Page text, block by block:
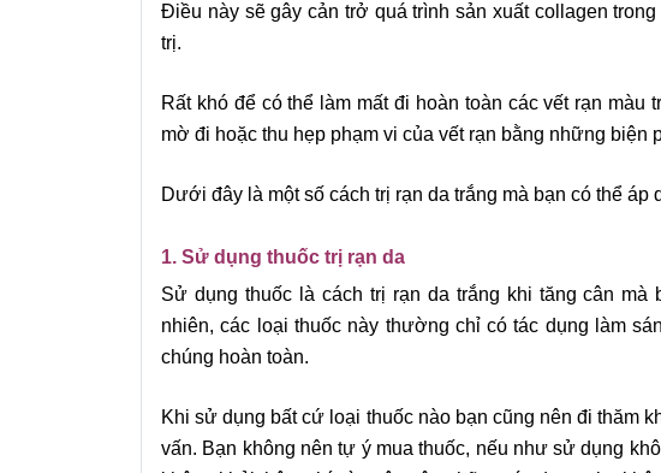
Điều này sẽ gây cản trở quá trình sản xuất collagen
trị.
Rất khó để có thể làm mất đi hoàn toàn các vết rạn màu
mờ đi hoặc thu hẹp phạm vi của vết rạn bằng những biện
Dưới đây là một số cách trị rạn da trắng mà bạn có thể áp
1. Sử dụng thuốc trị rạn da
Sử dụng thuốc là cách trị rạn da trắng khi tăng cân mà
nhiên, các loại thuốc này thường chỉ có tác dụng làm
chúng hoàn toàn.
Khi sử dụng bất cứ loại thuốc nào bạn cũng nên đi thăm
vấn. Bạn không nên tự ý mua thuốc, nếu như sử dụng